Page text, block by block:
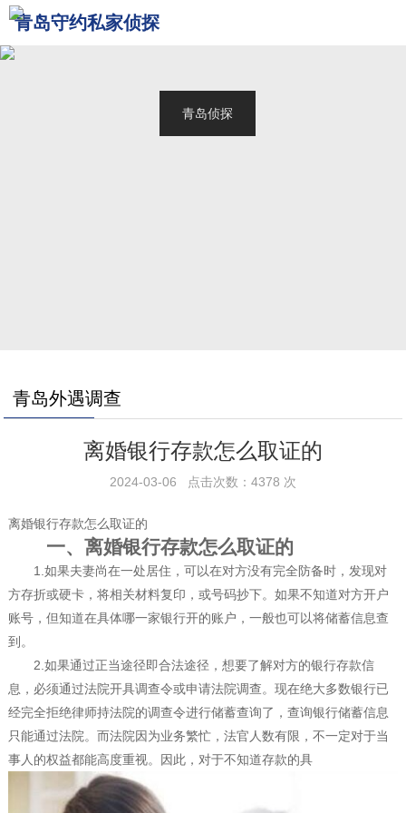
青岛守约私家侦探
青岛侦探
青岛外遇调查
离婚银行存款怎么取证的
2024-03-06 点击次数：4378 次
离婚银行存款怎么取证的
一、离婚银行存款怎么取证的
1.如果夫妻尚在一处居住，可以在对方没有完全防备时，发现对
方存折或硬卡，将相关材料复印，或号码抄下。如果不知道对方开户
账号，但知道在具体哪一家银行开的账户，一般也可以将储蓄信息查
到。
2.如果通过正当途径即合法途径，想要了解对方的银行存款信
息，必须通过法院开具调查令或申请法院调查。现在绝大多数银行已
经完全拒绝律师持法院的调查令进行储蓄查询了，查询银行储蓄信息
只能通过法院。而法院因为业务繁忙，法官人数有限，不一定对于当
事人的权益都能高度重视。因此，对于不知道存款的具